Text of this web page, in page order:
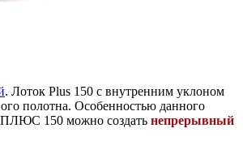
. Лоток Plus 150 с внутренним уклоном
полотна. Особенностью данного
ПЛЮС 150 можно создать непрерывный